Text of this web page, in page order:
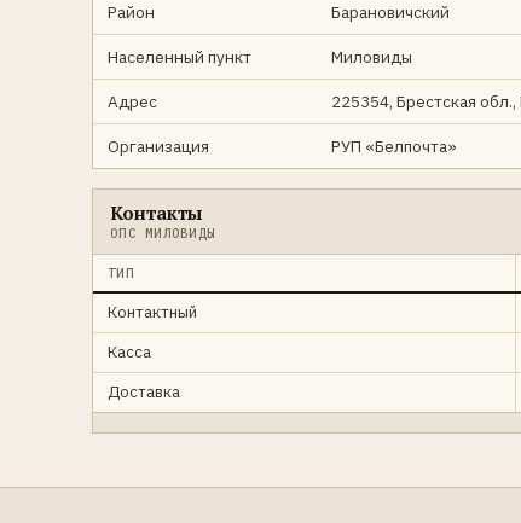
Район Барановичский
Населенный пункт Миловиды
Адрес 225354, Брестская
Организация РУП «Белпочта»
Контакты
ОПС МИЛОВИДЫ
ТИП
Контактный
Касса
Доставка